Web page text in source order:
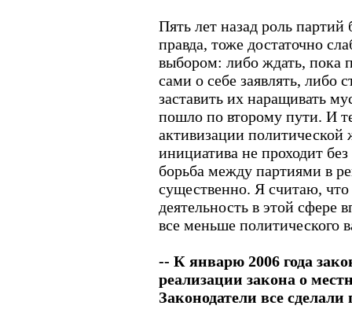
Пять лет назад роль партий
правда, тоже достаточно
выбором: либо ждать, пока
сами о себе заявлять, либо
заставить их наращивать
пошло по второму пути. И
активизации политической
инициатива не проходит
борьба между партиями в
существенно. Я считаю, что
деятельность в этой сфере
все меньше политического
-- К январю 2006 года
реализации закона о
Законодатели все